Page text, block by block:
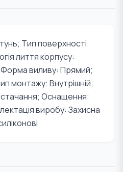
Тип поверхності
лиття корпусу:
виливу: Прямий;
монтажу: Внутрішній;
Оснащення:
виробу: Захисна